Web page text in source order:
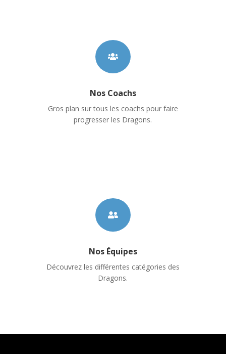

Nos Coachs
Gros plan sur tous les coachs pour faire
progresser les Dragons.

Nos Équipes
Découvrez les différentes catégories des
Dragons.